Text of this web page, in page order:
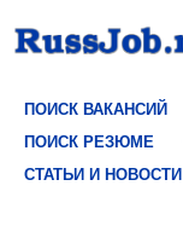
ПОИСК ВАКАНСИЙ
ПОИСК РЕЗЮМЕ
СТАТЬИ И НОВОСТИ